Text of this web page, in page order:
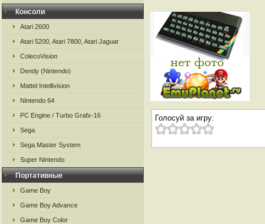
Консоли
Atari 2600
Atari 5200, Atari 7800, Atari Jaguar
ColecoVision
Dendy (Nintendo)
Mattel Intellivision
Nintendo 64
PC Engine / Turbo Grafx-16
Sega
Sega Master System
Super Nintendo
Портативные
Game Boy
Game Boy Advance
Game Boy Color
Голосуй за игру: